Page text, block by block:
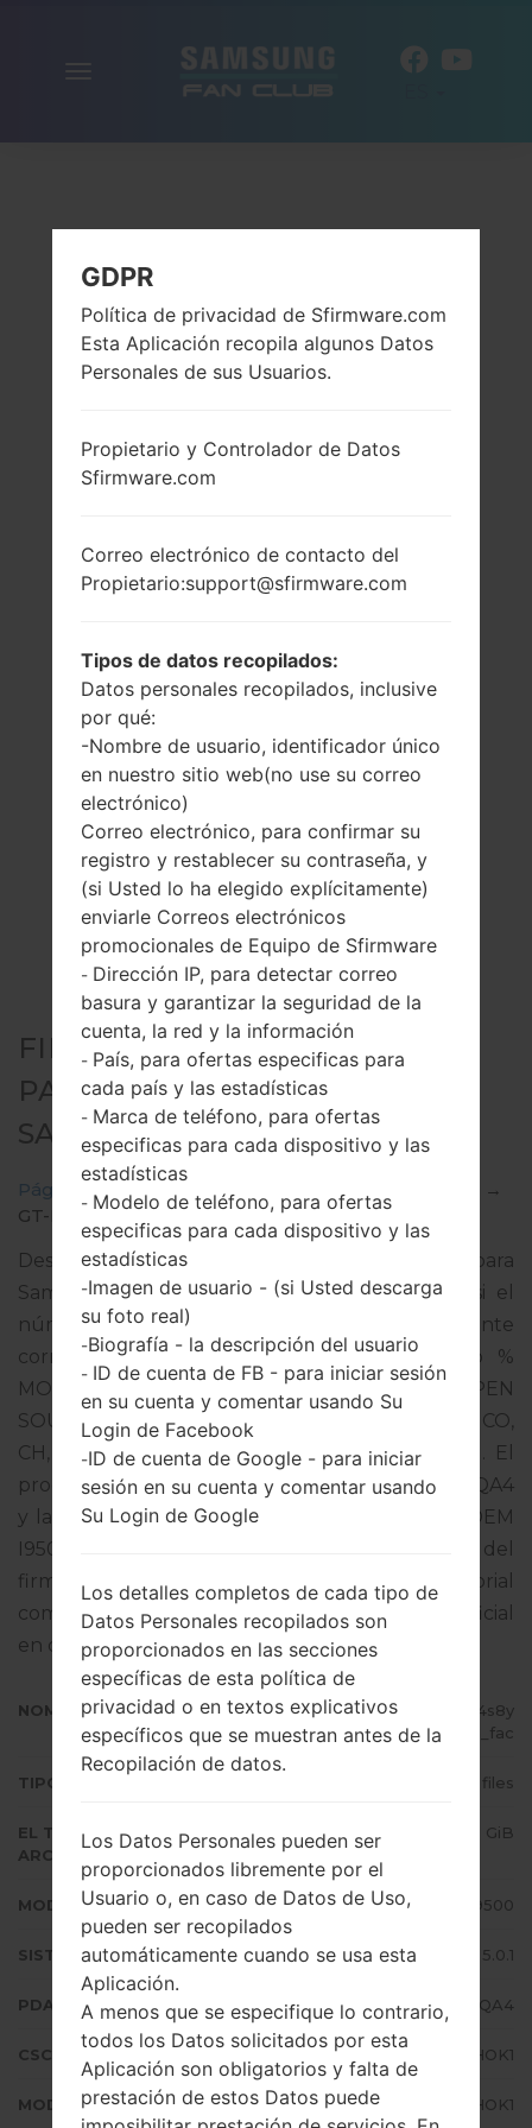
FIRMWARE OFICIAL #23708
PARA GT-I9500 -
SAMSUNGGALAXY S4
Página principal → Galaxy S4 SamsungGT-I9500
→
GT-I9500_1_20170131083513_pv4s8yzuca_fac.zip
Descargue la última actualización de firmware para
Samsung Galaxy S4, pero no olvide verificar si el
número de modelo de su teléfono inteligente
corresponde al número de modelo indicado %
MODEL%. El código del firmware es CRM de OPEN
SOUTH AMERICA (MOVISTAR PE, MX, AR, UR, CO,
CH, VE, GT, SV, NI, PA, EC, CR, GT, SV, MX, AR). El
producto viene con la versión PDA I9500UBSHQA4
y la versión CSC I9500TFGHOK1,Versión de MODEM
I9500UBUHOK1. La versión del sistema operativo del
firmware dado es Android Lollipop 5.0.1. Tutorial
completo sobre cómo actualizar el firmware oficial
en dispositivos Samsung aquí
NOMBRE DE ARCHIVO
GT-I9500_1_20170131083513_pv4s8y
zuca_fac
TIPO DE FIRMWARE 4 files
EL TAMAÑO DEL
ARCHIVO
1.48 GiB
MODELO Samsung GT-I9500
SISTEMA OPERATIVO Android Lollipop 5.0.1
PDA/AP VERSIÓN I9500UBSHQA4
CSC VERSIÓN I9500TFGHOK1
MODEM/CP VERSIÓN I9500UBUHOK1
GDPR
Política de privacidad de Sfirmware.com
Esta Aplicación recopila algunos Datos
Personales de sus Usuarios.
Propietario y Controlador de Datos
Sfirmware.com
Correo electrónico de contacto del
Propietario:support@sfirmware.com
Tipos de datos recopilados:
Datos personales recopilados, inclusive
por qué:
-Nombre de usuario, identificador único
en nuestro sitio web(no use su correo
electrónico)
Correo electrónico, para confirmar su
registro y restablecer su contraseña, y
(si Usted lo ha elegido explícitamente)
enviarle Correos electrónicos
promocionales de Equipo de Sfirmware
- Dirección IP, para detectar correo
basura y garantizar la seguridad de la
cuenta, la red y la información
- País, para ofertas especificas para
cada país y las estadísticas
- Marca de teléfono, para ofertas
especificas para cada dispositivo y las
estadísticas
- Modelo de teléfono, para ofertas
especificas para cada dispositivo y las
estadísticas
-Imagen de usuario - (si Usted descarga
su foto real)
-Biografía - la descripción del usuario
- ID de cuenta de FB - para iniciar sesión
en su cuenta y comentar usando Su
Login de Facebook
-ID de cuenta de Google - para iniciar
sesión en su cuenta y comentar usando
Su Login de Google
Los detalles completos de cada tipo de
Datos Personales recopilados son
proporcionados en las secciones
específicas de esta política de
privacidad o en textos explicativos
específicos que se muestran antes de la
Recopilación de datos.
Los Datos Personales pueden ser
proporcionados libremente por el
Usuario o, en caso de Datos de Uso,
pueden ser recopilados
automáticamente cuando se usa esta
Aplicación.
A menos que se especifique lo contrario,
todos los Datos solicitados por esta
Aplicación son obligatorios y falta de
prestación de estos Datos puede